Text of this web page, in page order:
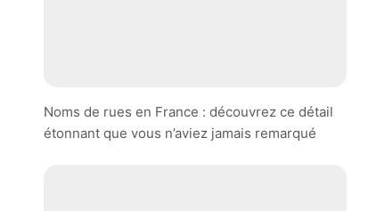
Noms de rues en France : découvrez ce détail
étonnant que vous n’aviez jamais remarqué